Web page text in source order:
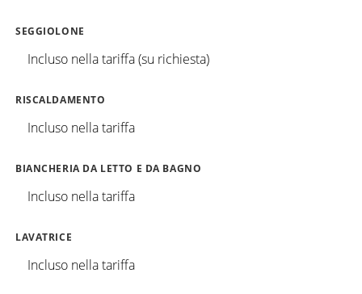
SEGGIOLONE
Incluso nella tariffa (su richiesta)
RISCALDAMENTO
Incluso nella tariffa
BIANCHERIA DA LETTO E DA BAGNO
Incluso nella tariffa
LAVATRICE
Incluso nella tariffa